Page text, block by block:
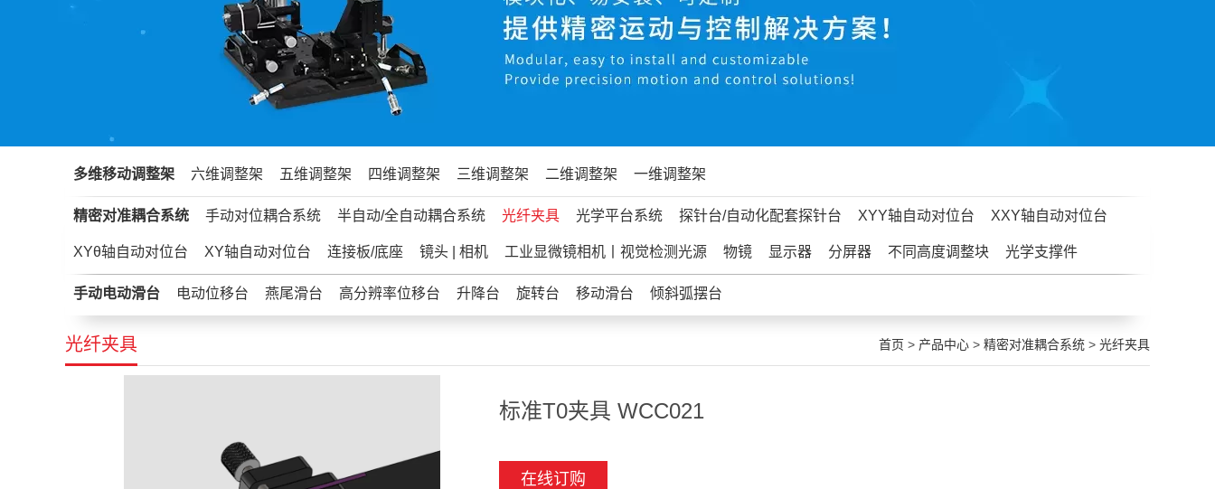
多维移动调整架 六维调整架 五维调整架 四维调整架 三维调整架 二维调整架 一维调整架
精密对准耦合系统 手动对位耦合系统 半自动/全自动耦合系统 光纤夹具 光学平台系统 探针台/自动化配套探针台 XYY轴自动对位台 XXY轴自动对位台
XYθ轴自动对位台 XY轴自动对位台 连接板/底座 镜头 | 相机 工业显微镜相机丨视觉检测光源 物镜 显示器 分屏器 不同高度调整块 光学支撑件
手动电动滑台 电动位移台 燕尾滑台 高分辨率位移台 升降台 旋转台 移动滑台 倾斜弧摆台
光纤夹具 首页 > 产品中心 > 精密对准耦合系统 > 光纤夹具
标准T0夹具 WCC021
在线订购